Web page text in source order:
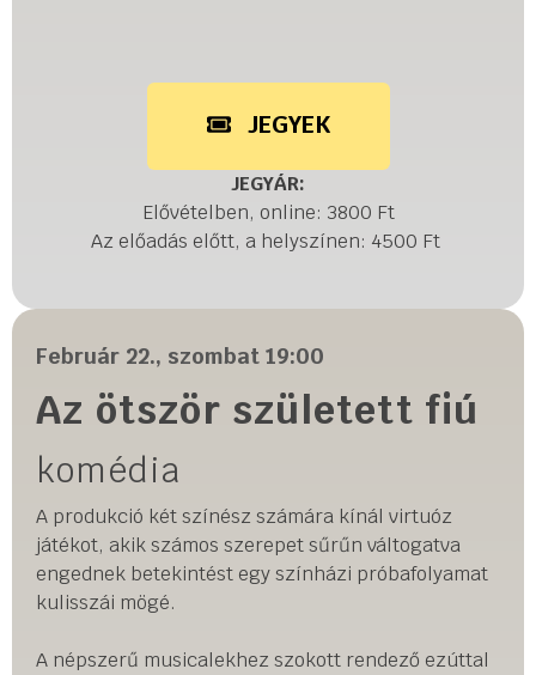
JEGYÁR:
Elővételben, online: 3800 Ft
Az előadás előtt, a helyszínen: 4500 Ft
JEGYEK
Február 22., szombat 19:00
Az ötször született fiú
komédia
A produkció két színész számára kínál virtuóz
játékot, akik számos szerepet sűrűn váltogatva
engednek betekintést egy színházi próbafolyamat
kulisszái mögé.
A népszerű musicalekhez szokott rendező ezúttal